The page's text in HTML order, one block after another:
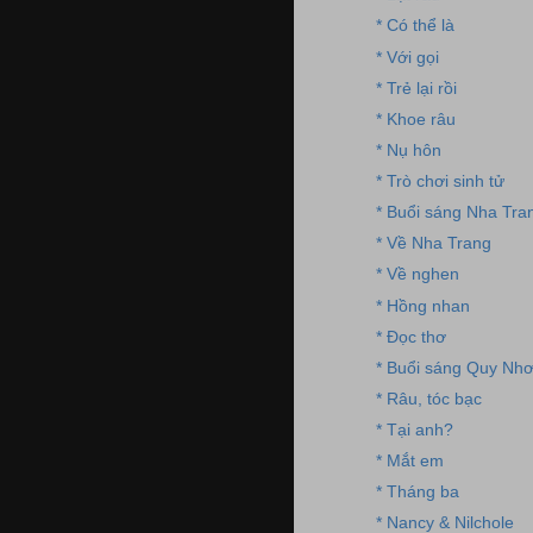
* Có thể là
* Với gọi
* Trẻ lại rồi
* Khoe râu
* Nụ hôn
* Trò chơi sinh tử
* Buổi sáng Nha
* Về Nha Trang
* Về nghen
* Hồng nhan
* Đọc thơ
* Buổi sáng Quy
* Râu, tóc bạc
* Tại anh?
* Mắt em
* Tháng ba
* Nancy & Nilchole